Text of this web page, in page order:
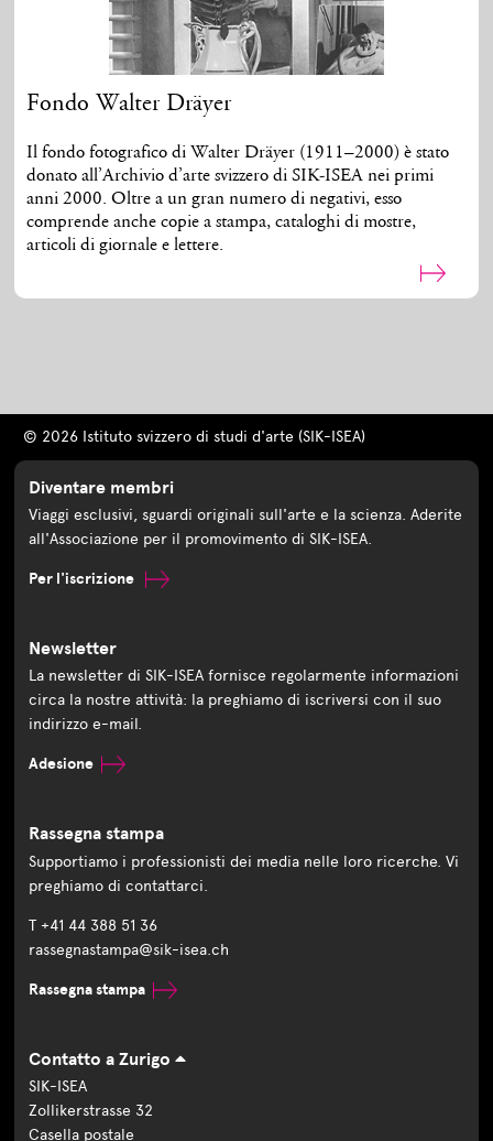
Fondo Walter Dräyer
Il fondo fotografico di Walter Dräyer (1911–2000) è stato
donato all’Archivio d’arte svizzero di SIK-ISEA nei primi
anni 2000. Oltre a un gran numero di negativi, esso
comprende anche copie a stampa, cataloghi di mostre,
articoli di giornale e lettere.
© 2026 Istituto svizzero di studi d'arte (SIK-ISEA)
Diventare membri
Viaggi esclusivi, sguardi originali sull'arte e la scienza. Aderite
all'Associazione per il promovimento di SIK-ISEA.
Per l'iscrizione
Newsletter
La newsletter di SIK-ISEA fornisce regolarmente informazioni
circa la nostre attività: la preghiamo di iscriversi con il suo
indirizzo e-mail.
Adesione
Rassegna stampa
Supportiamo i professionisti dei media nelle loro ricerche. Vi
preghiamo di contattarci.
T +41 44 388 51 36
rassegnastampa@sik-isea.ch
Rassegna stampa
Contatto a Zurigo
SIK-ISEA
Zollikerstrasse 32
Casella postale